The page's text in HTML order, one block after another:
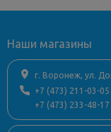
Наши магазины
г. Воронеж, ул.
+7 (473) 211-03-05
+7 (473) 233-48-